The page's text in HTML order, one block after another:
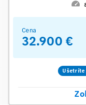
Cena
32.900 €
Ušetríte